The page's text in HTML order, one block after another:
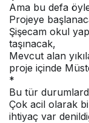
Ama bu defa
Projeye
Şişecam okul
taşınacak,
Mevcut alan
proje içinde
*
Bu tür
Çok acil olarak
ihtiyaç var